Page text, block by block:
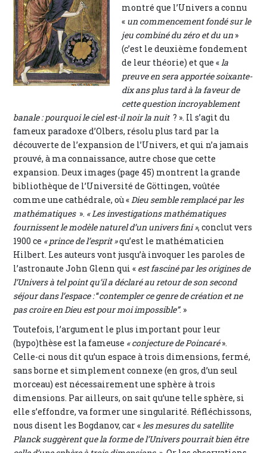
montré que l’Univers a connu
« un commencement fondé sur le
jeu combiné du zéro et du un»
(c’est le deuxième fondement
de leur théorie) et que « la
preuve en sera apportée soixante-
dix ans plus tard à la faveur de
cette question incroyablement
banale : pourquoi le ciel est-il noir la nuit ? ». Il s’agit du
fameux paradoxe d’Olbers, résolu plus tard par la
découverte de l’expansion de l’Univers, et qui n’a jamais
prouvé, à ma connaissance, autre chose que cette
expansion. Deux images (page 45) montrent la grande
bibliothèque de l’Université de Göttingen, voûtée
comme une cathédrale, où « Dieu semble remplacé par les
mathématiques ». « Les investigations mathématiques
fournissent le modèle naturel d’un univers fini », conclut vers
1900 ce « prince de l’esprit »qu’est le mathématicien
Hilbert. Les auteurs vont jusqu’à invoquer les paroles de
l’astronaute John Glenn qui « est fasciné par les origines de
l’Univers à tel point qu’il a déclaré au retour de son second
séjour dans l’espace :“contempler ce genre de création et ne
pas croire en Dieu est pour moi impossible”. »
Toutefois, l’argument le plus important pour leur
(hypo)thèse est la fameuse « conjecture de Poincaré».
Celle-ci nous dit qu’un espace à trois dimensions, fermé,
sans borne et simplement connexe (en gros, d’un seul
morceau) est nécessairement une sphère à trois
dimensions. Par ailleurs, on sait qu’une telle sphère, si
elle s’effondre, va former une singularité. Réfléchissons,
nous disent les Bogdanov, car « les mesures du satellite
Planck suggèrent que la forme de l’Univers pourrait bien être